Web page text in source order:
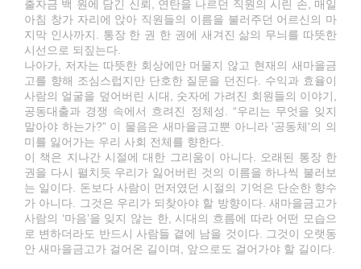
출자금 백 원에 담긴 신뢰, 연탄을 나르던 직원의 시린 손, 매일
아침 창가 자리에 앉아 직원들의 이름을 불러주던 어르신의 마
지막 인사까지. 통장 한 권 한 권에 새겨진 삶의 무늬를 따뜻한
시선으로 되짚는다.
나아가, 저자는 따뜻한 회상에만 머물지 않고 현재의 새마을금
고를 향해 조심스럽지만 단호한 질문을 던진다. 수익과 효율이
사람의 얼굴을 덮어버린 시대, 숫자에 가려진 회원들의 이야기,
공동대출과 경쟁 속에서 흐려진 정체성. “우리는 무엇을 잊지
말아야 하는가?” 이 물음은 새마을금고뿐 아니라 '공동체'의 의
미를 잃어가는 우리 사회 전체를 향한다.
이 책은 지나간 시절에 대한 그리움이 아니다. 오래된 통장 한
권을 다시 펼치듯 우리가 잃어버린 것의 이름을 하나씩 불러보
는 일이다. 돈보다 사람이 먼저였던 시절의 기억은 단순한 향수
가 아니다. 그것은 우리가 되찾아야 할 방향이다. 새마을금고가
사람의 ‘마음’을 잊지 않는 한, 시대의 흐름에 따라 어떤 모습으
로 변하더라도 반드시 사람들 곁에 남을 것이다. 그것이 오랫동
안 새마을금고가 걸어온 길이며, 앞으로도 걸어가야 할 길이다.